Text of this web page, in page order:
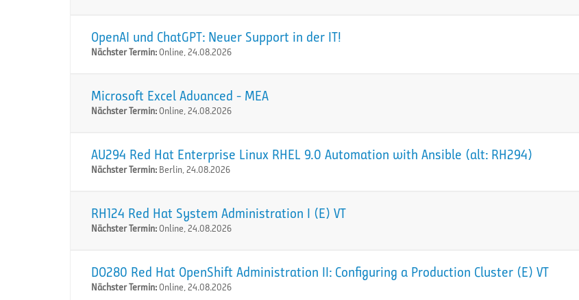
OpenAI und ChatGPT: Neuer Support in der IT!
Nächster Termin:Online, 24.08.2026
Microsoft Excel Advanced - MEA
Nächster Termin:Online, 24.08.2026
AU294 Red Hat Enterprise Linux RHEL 9.0 Automation with Ansible (alt: RH294)
Nächster Termin: Berlin, 24.08.2026
RH124 Red Hat System Administration I (E) VT
Nächster Termin:Online, 24.08.2026
DO280 Red Hat OpenShift Administration II: Configuring a Production Cluster (E) VT
Nächster Termin:Online, 24.08.2026